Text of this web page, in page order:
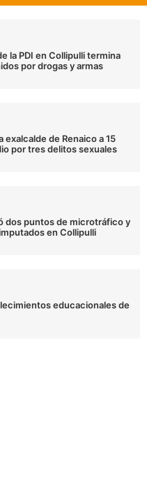
la PDI en Collipulli termina
por drogas y armas
exalcalde de Renaico a 15
por tres delitos sexuales
dos puntos de microtráfico y
en Collipulli
educacionales de